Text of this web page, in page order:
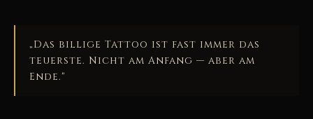
„Das billige Tattoo ist fast immer das
teuerste. Nicht am Anfang — aber am
Ende."